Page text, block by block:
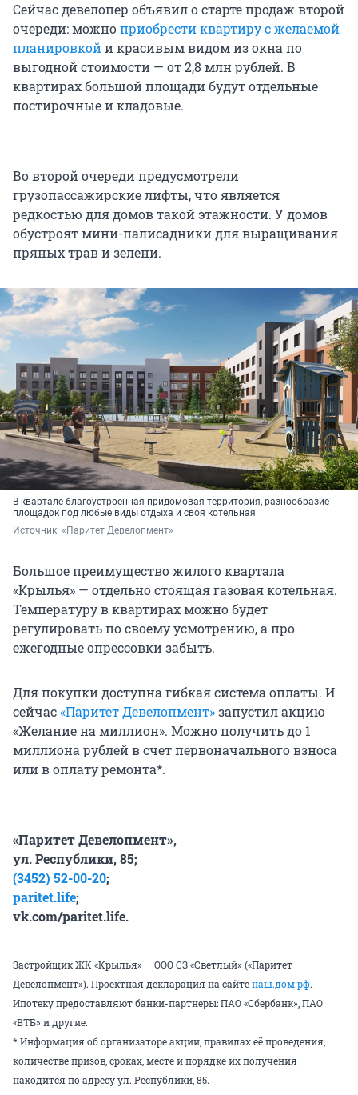
Сейчас девелопер объявил о старте продаж второй
очереди: можноприобрести квартиру с желаемой
планировкойи красивым видом из окна по
выгодной стоимости — от 2,8 млн рублей. В
квартирах большой площади будут отдельные
постирочные и кладовые.
Во второй очереди предусмотрели
грузопассажирские лифты, что является
редкостью для домов такой этажности. У домов
обустроят мини-палисадники для выращивания
пряных трав и зелени.
В квартале благоустроенная придомовая территория, разнообразие
площадок под любые виды отдыха и своя котельная
Источник: «Паритет Девелопмент»
Большое преимущество жилого квартала
«Крылья» — отдельно стоящая газовая котельная.
Температуру в квартирах можно будет
регулировать по своему усмотрению, а про
ежегодные опрессовки забыть.
Для покупки доступна гибкая система оплаты. И
сейчас«Паритет Девелопмент»запустил акцию
«Желание на миллион». Можно получить до 1
миллиона рублей в счет первоначального взноса
или в оплату ремонта*.
«Паритет Девелопмент»,
ул. Республики, 85;
(3452) 52-00-20;
paritet.life;
vk.com/paritet.life.
Застройщик ЖК «Крылья» — ООО СЗ «Светлый» («Паритет
Девелопмент»). Проектная декларация на сайтенаш.дом.рф.
Ипотеку предоставляют банки-партнеры: ПАО «Сбербанк», ПАО
«ВТБ» и другие.
* Информация об организаторе акции, правилах её проведения,
количестве призов, сроках, месте и порядке их получения
находится по адресу ул. Республики, 85.